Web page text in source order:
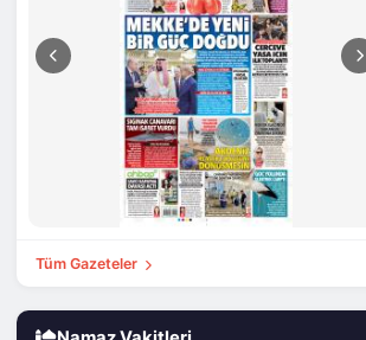
Tüm Gazeteler